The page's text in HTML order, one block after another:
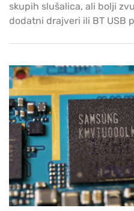
skupih slušalica, ali bolji
dodatni drajveri ili BT USB